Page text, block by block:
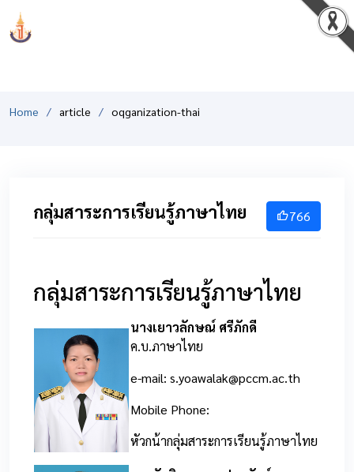
Home article oqganization-thai
766
กลุ่มสาระการเรียนรู้ภาษาไทย
กลุ่มสาระการเรียนรู้ภาษาไทย
นางเยาวลักษณ์ ศรีภักดี
ค.บ.ภาษาไทย
e-mail: s.yoawalak@pccm.ac.th
Mobile Phone:
หัวกน้ากลุ่มสาระการเรียนรู้ภาษาไทย